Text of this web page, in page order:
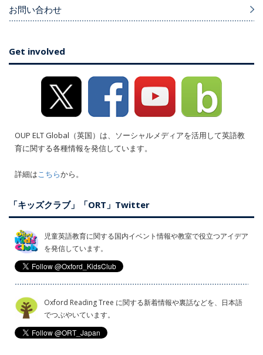
お問い合わせ
Get involved
OUP ELT Global（英国）は、ソーシャルメディアを活用して英語教
育に関する各種情報を発信しています。
詳細はこちらから。
「キッズクラブ」「ORT」Twitter
児童英語教育に関する国内イベント情報や教室で役立つアイデア
を発信しています。
Oxford Reading Tree に関する新着情報や裏話などを、日本語
でつぶやいています。